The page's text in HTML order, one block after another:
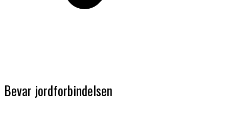
Bevar jordforbindelsen